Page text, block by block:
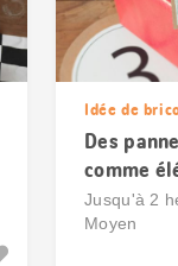
Idée de
Des
comme
Jusqu'à 2
Moyen